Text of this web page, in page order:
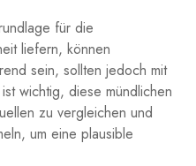
für die
liefern, können
sein, sollten jedoch mit
wichtig, diese mündlichen
zu vergleichen und
um eine plausible